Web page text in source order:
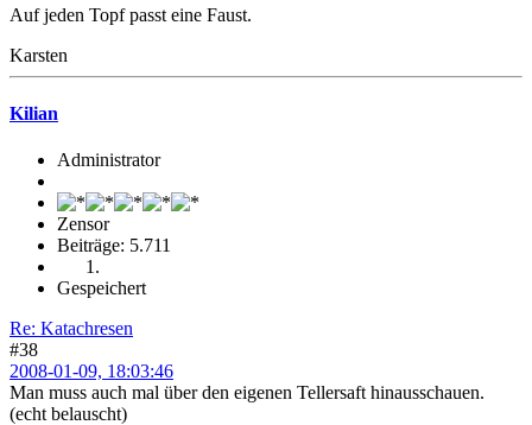
Auf jeden Topf passt eine Faust.
Karsten
Kilian
Administrator
Zensor
Beiträge: 5.711
Gespeichert
Re: Katachresen
#38
2008-01-09, 18:03:46
Man muss auch mal über den eigenen Tellersaft hinausschauen.
(echt belauscht)